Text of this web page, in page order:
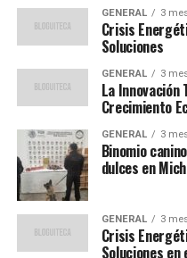
Según datos del
Turismo, España recibió
en los primeros seis
50% en comparación
anterior.
“El turismo
motor clave
Esperamos
GENERAL 3
Crisis
Soluciones
GENERAL 3
La Innovación
Crecimiento
GENERAL 3
Binomio
dulces en
GENERAL 3
Crisis
Soluciones